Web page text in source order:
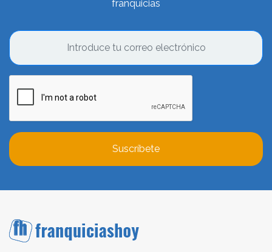
franquicias
Suscríbete